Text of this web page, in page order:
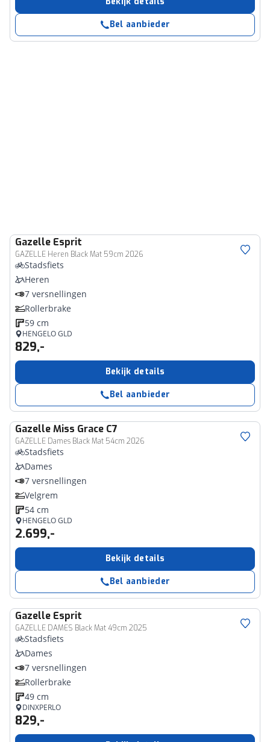
Bel aanbieder
Gazelle Esprit
GAZELLE Heren Black Mat 59cm 2026
Stadsfiets
Heren
7 versnellingen
Rollerbrake
59 cm
HENGELO GLD
829,-
Bekijk details
Bel aanbieder
GazelleMiss Grace C7
GAZELLE Dames Black Mat 54cm 2026
Stadsfiets
Dames
7 versnellingen
Velgrem
54 cm
HENGELO GLD
2.699,-
Bekijk details
Bel aanbieder
Gazelle Esprit
GAZELLE DAMES Black Mat 49cm 2025
Stadsfiets
Dames
7 versnellingen
Rollerbrake
49 cm
DINXPERLO
829,-